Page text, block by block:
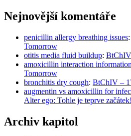
Nejnovější komentáře
penicillin allergy breathing issues:
Tomorrow
otitis media fluid buildup:
amoxicillin interaction information
Tomorrow
bronchitis dry cough: BtChIV –
augmentin vs amoxicillin for
Alter ego: Tohle je teprve začátek!
Archiv kapitol